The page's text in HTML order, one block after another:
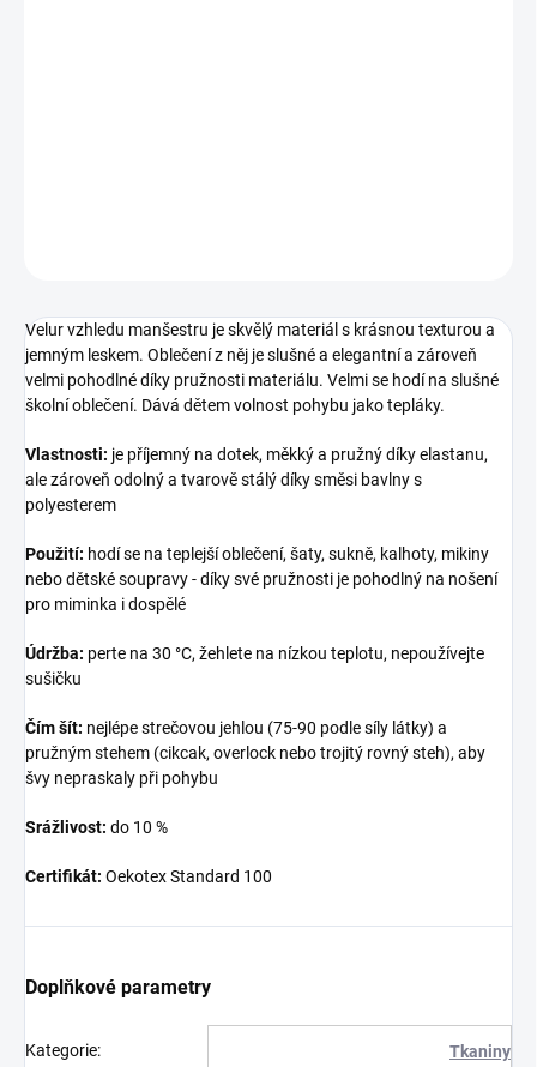
Velur vzhledu manšestru je skvělý materiál s krásnou texturou a
jemným leskem. Oblečení z něj je slušné a elegantní a zároveň
velmi pohodlné díky pružnosti materiálu. Velmi se hodí na slušné
školní oblečení. Dává dětem volnost pohybu jako tepláky.
Vlastnosti: je příjemný na dotek, měkký a pružný díky elastanu,
ale zároveň odolný a tvarově stálý díky směsi bavlny s
polyesterem
Použití: hodí se na teplejší oblečení, šaty, sukně, kalhoty, mikiny
nebo dětské soupravy - díky své pružnosti je pohodlný na nošení
pro miminka i dospělé
Údržba: perte na 30 °C, žehlete na nízkou teplotu, nepoužívejte
sušičku
Čím šít: nejlépe strečovou jehlou (75-90 podle síly látky) a
pružným stehem (cikcak, overlock nebo trojitý rovný steh), aby
švy nepraskaly při pohybu
Srážlivost: do 10 %
Certifikát: Oekotex Standard 100
Doplňkové parametry
Kategorie: Tkaniny